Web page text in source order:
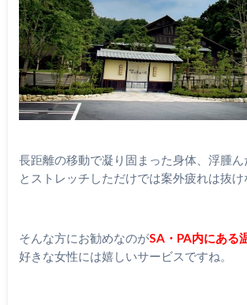
長距離の移動で凝り固まった身体、浮腫
とストレッチしただけでは案外疲れは抜け
そんな方にお勧めなのがSA・PA内にある
好きな女性には嬉しいサービスですね。